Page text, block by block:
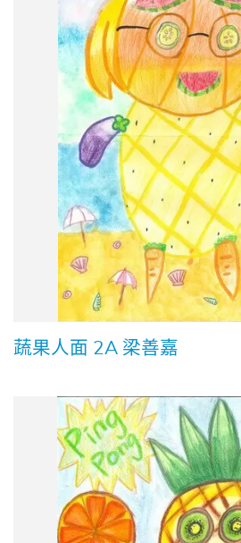
蔬果人面 2A 梁善嘉